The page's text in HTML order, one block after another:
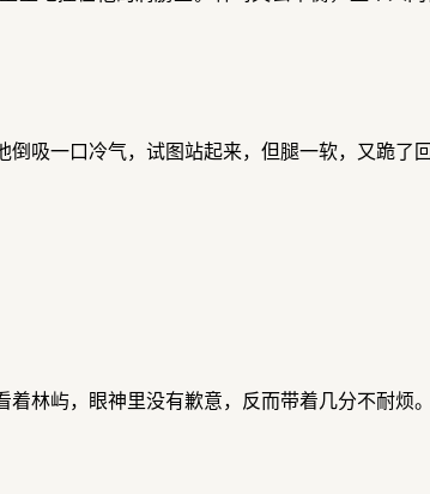
吸一口冷气，试图站起来，但腿一软，又跪了回
林屿，眼神里没有歉意，反而带着几分不耐烦。